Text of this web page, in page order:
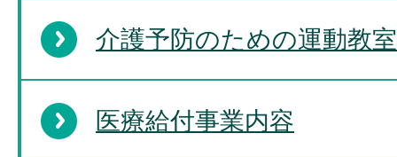
介護予防のための運動教室
医療給付事業内容